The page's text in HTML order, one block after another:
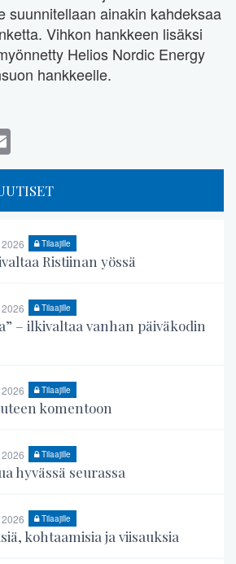
suunnitellaan ainakin kahdeksaa
Vihkon hankkeen lisäksi
Helios Nordic Energy
hankkeelle.
Tilaajille
Ristiinan yössä
Tilaajille
– ilkivaltaa vanhan päiväkodin
Tilaajille
komentoon
Tilaajille
hyvässä seurassa
Tilaajille
kohtaamisia ja viisauksia